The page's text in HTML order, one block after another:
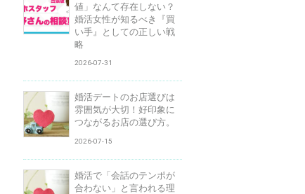
値」なんて存在しない？
婚活女性が知るべき『買
い手』としての正しい戦
略
2026-07-31
婚活デートのお店選びは
雰囲気が大切！好印象に
つながるお店の選び方。
2026-07-15
婚活で「会話のテンポが
合わない」と言われる理